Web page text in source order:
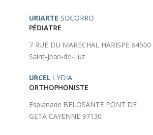
URIARTE SOCORRO
PÉDIATRE
7 RUE DU MARECHAL HARISPE 64500
Saint-Jean-de-Luz
URCEL LYDIA
ORTHOPHONISTE
Esplanade BELOSANTE PONT DE
GETA CAYENNE 97130